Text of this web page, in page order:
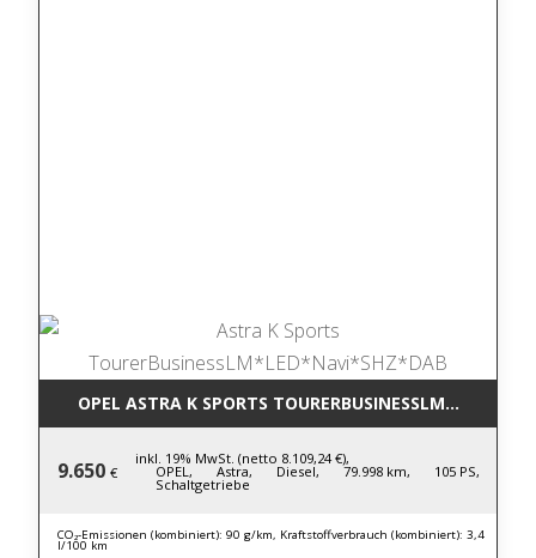
OPEL ASTRA K SPORTS
9.650 €
inkl. 19% MwSt. (netto 8.109,24 €),
OPEL, Astra, Diesel, 79.998 km, 105 PS,
Schaltgetriebe
CO₂-Emissionen (kombiniert): 90 g/km, Kraftstoffverbrauch (kombiniert): 3,4
l/100 km